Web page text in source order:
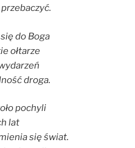
do Boga
ołtarze
droga.
pochyli
lat
się świat.